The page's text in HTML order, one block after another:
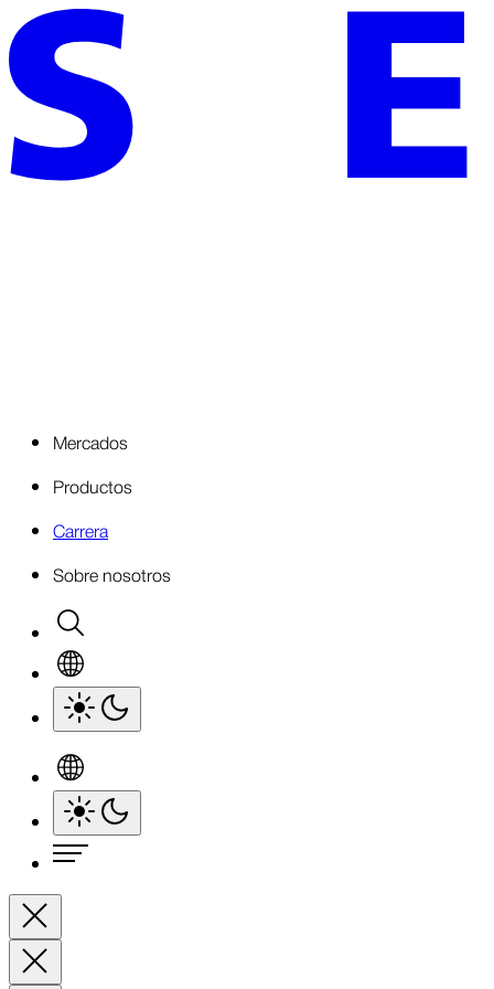
Mercados
Productos
Carrera
Sobre nosotros